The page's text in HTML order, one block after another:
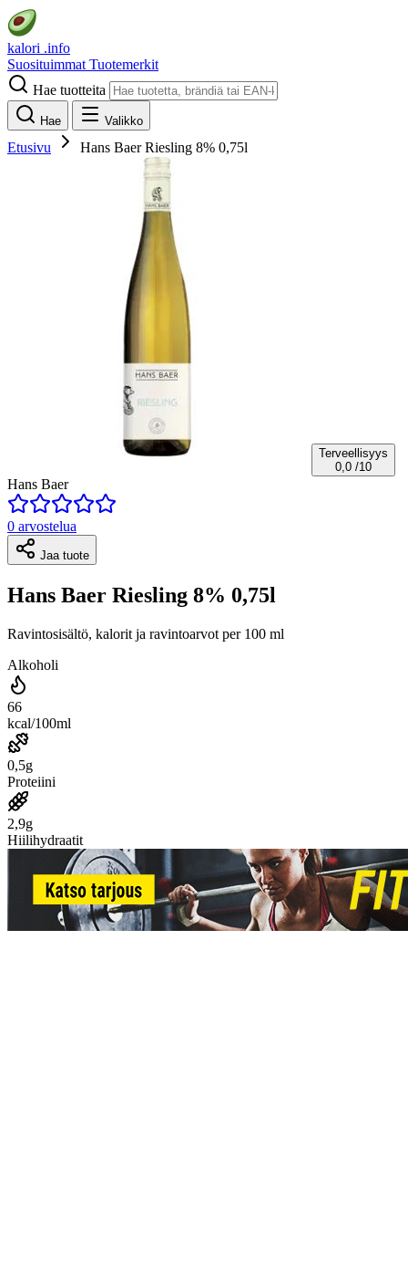
kalori .info
Suosituimmat Tuotemerkit
Hae tuotteita
Hae Valikko
Etusivu Hans Baer Riesling 8% 0,75l
Terveellisyys
0,0 /10
Hans Baer
0 arvostelua
Jaa tuote
Hans Baer Riesling 8% 0,75l
Ravintosisältö, kalorit ja ravintoarvot per 100 ml
Alkoholi
66
kcal/100ml
0,5g
Proteiini
2,9g
Hiilihydraatit